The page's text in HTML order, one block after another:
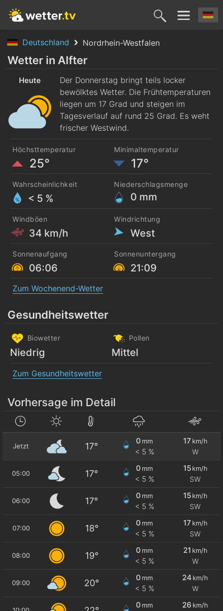
Deutschland Nordrhein-Westfalen
Heute
6. Aug.
Morgen
7. Aug. 8. Aug. 9. Aug.
Wetter in Alfter
Heute
Der Donnerstag bringt teils locker
bewölktes Wetter. Die Frühtemperaturen
liegen um 17 Grad und steigen im
Tagesverlauf auf rund 25 Grad. Es weht
frischer Westwind.
Höchsttemperatur
25°
Minimaltemperatur
17°
Wahrscheinlichkeit
< 5 %
Niederschlagsmenge
0 mm
Windböen
34 km/h
Windrichtung
West
Sonnenaufgang
06:06
Sonnenuntergang
21:09
Zum Wochenend-Wetter
Gesundheitswetter
Biowetter
Niedrig
Pollen
Mittel
Zum Gesundheitswetter
Vorhersage im Detail
Jetzt 17°
0 mm
< 5 %
17 km/h
W
05:00 17°
0 mm
< 5 %
15 km/h
SW
06:00 17°
0 mm
< 5 %
15 km/h
SW
07:00 18°
0 mm
< 5 %
17 km/h
SW
08:00 19°
0 mm
< 5 %
21 km/h
W
09:00 20°
0 mm
< 5 %
24 km/h
W
0 mm 26 km/h